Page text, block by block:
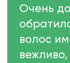
Очень
волос